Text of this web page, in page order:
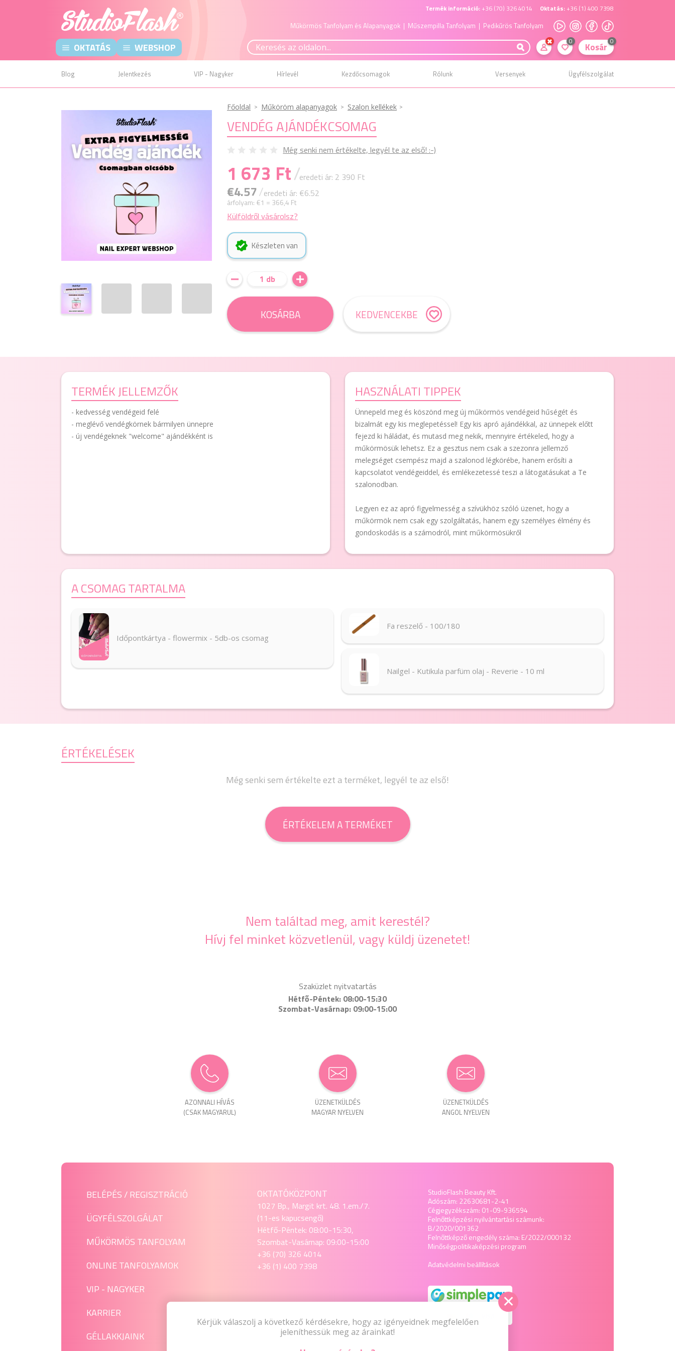
Termék információ: +36 (70) 326 4014 Oktatás: +36 (1) 400 7398
Műkörmös Tanfolyam és Alapanyagok | Műszempilla Tanfolyam | Pedikűrös Tanfolyam
OKTATÁS WEBSHOP 0 Kosár 0
Blog Jelentkezés VIP - Nagyker Hírlevél Kezdőcsomagok Rólunk Versenyek Ügyfélszolgálat
Főoldal Műköröm alapanyagok Szalon kellékek
VENDÉG AJÁNDÉKCSOMAG
Még senki nem értékelte, legyél te az első! :-)
1 673 Ft/eredeti ár: 2 390 Ft
€4.57/eredeti ár: €6.52
árfolyam: €1 = 366,4 Ft
Külföldről vásárolsz?
Készleten van
1 db
KOSÁRBA KEDVENCEKBE
TERMÉK JELLEMZŐK
- kedvesség vendégeid felé
- meglévő vendégkörnek bármilyen ünnepre
- új vendégeknek "welcome" ajándékként is
HASZNÁLATI TIPPEK
Ünnepeld meg és köszönd meg új műkörmös vendégeid hűségét és
bizalmát egy kis meglepetéssel! Egy kis apró ajándékkal, az ünnepek előtt
fejezd ki háládat, és mutasd meg nekik, mennyire értékeled, hogy a
műkörmösük lehetsz. Ez a gesztus nem csak a szezonra jellemző
melegséget csempész majd a szalonod légkörébe, hanem erősíti a
kapcsolatot vendégeiddel, és emlékezetessé teszi a látogatásukat a Te
szalonodban.
Legyen ez az apró figyelmesség a szívükhöz szóló üzenet, hogy a
műkörmök nem csak egy szolgáltatás, hanem egy személyes élmény és
gondoskodás is a számodról, mint műkörmösükről
A CSOMAG TARTALMA
Időpontkártya - flowermix - 5db-os csomag
Fa reszelő - 100/180
Nailgel - Kutikula parfüm olaj - Reverie - 10 ml
ÉRTÉKELÉSEK
Még senki sem értékelte ezt a terméket, legyél te az első!
ÉRTÉKELEM A TERMÉKET
Nem találtad meg, amit kerestél?
Hívj fel minket közvetlenül, vagy küldj üzenetet!
Szaküzlet nyitvatartás
Hétfő-Péntek: 08:00-15:30
Szombat-Vasárnap: 09:00-15:00
AZONNALI HÍVÁS
(CSAK MAGYARUL)
ÜZENET­KÜLDÉS
MAGYAR NYELVEN
ÜZENET­KÜLDÉS
ANGOL NYELVEN
BELÉPÉS / REGISZTRÁCIÓ
ÜGYFÉLSZOLGÁLAT
MŰKÖRMÖS TANFOLYAM
ONLINE TANFOLYAMOK
VIP - NAGYKER
KARRIER
GÉLLAKKJAINK
OKTATÓKÖZPONT
1027 Bp., Margit krt. 48. 1.em./7.
(11-es kapucsengő)
Hétfő-Péntek: 08:00-15:30,
Szombat-Vasárnap: 09:00-15:00
+36 (70) 326 4014
+36 (1) 400 7398
1027 Budapest, Margit krt. 48. 1.em./7.
Hétfő-Péntek: 08:00-15:30,
Szombat-Vasárnap: 09:00-15:00
StudioFlash Beauty Kft.
Adószám: 22630681-2-41
Cégjegyzékszám: 01-09-936594
Felnőttképzési nyilvántartási számunk:
B/2020/001362
Felnőttképző engedély száma: E/2022/000132
Minőségpolitikaképzési program
Adatvédelmi beállítások
Kérjük válaszolj a következő kérdésekre, hogy az igényeidnek megfelelően
jeleníthessük meg az árainkat!